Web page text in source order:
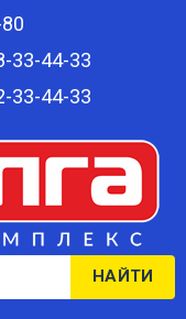
33-44-33
33-44-33
НАЙТИ